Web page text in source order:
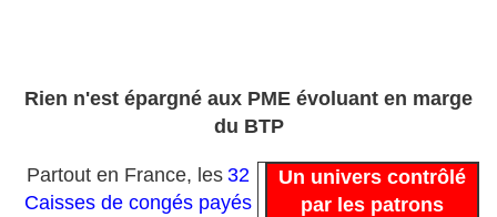
Rien n'est épargné aux PME évoluant en marge
du BTP
Un univers contrôlé
par les patrons
Partout en France, les 32
Caisses de congés payés